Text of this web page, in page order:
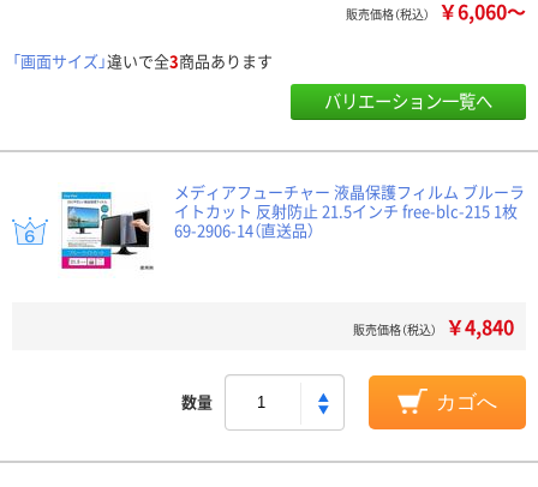
販売価格（税込） ￥6,060～
「画面サイズ」違いで全3商品あります
バリエーション一覧へ
メディアフューチャー 液晶保護フィルム ブルーラ
イトカット 反射防止 21.5インチ free-blc-215 1枚
69-2906-14（直送品）
販売価格（税込） ￥4,840
数量 カゴへ